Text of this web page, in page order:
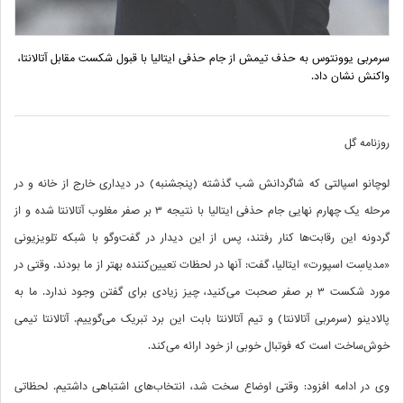
سرمربی یوونتوس به حذف تیمش از جام حذفی ایتالیا با قبول شکست مقابل آتالانتا،
واکنش نشان داد.
روزنامه گل
لوچانو اسپالتی که شاگردانش شب گذشته (پنجشنبه) در دیداری خارج از خانه و در
مرحله یک چهارم نهایی جام حذفی ایتالیا با نتیجه 3 بر صفر مغلوب آتالانتا شده و از
گردونه این رقابت‌ها کنار رفتند، پس از این دیدار در گفت‌وگو با شبکه تلویزیونی
«مدیاسِت اسپورت» ایتالیا، گفت: آنها در لحظات تعیین‌کننده بهتر از ما بودند. وقتی در
مورد شکست 3 بر صفر صحبت می‌کنید، چیز زیادی برای گفتن وجود ندارد. ما به
پالادینو (سرمربی آتالانتا) و تیم آتالانتا بابت این برد تبریک می‌گوییم. آتالانتا تیمی
خوش‌ساخت است که فوتبال خوبی از خود ارائه می‌کند.
وی در ادامه افزود: وقتی اوضاع سخت شد، انتخاب‌های اشتباهی داشتیم. لحظاتی